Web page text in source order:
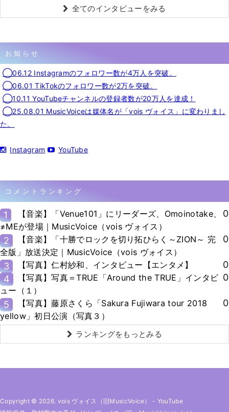
全てのインタビューをみる
お知らせ
◯06.12 Instagramのフォロワー数が4万人を突破。
◯06.01 TikTokのフォロワー数が2万を突破。
◯10.11 YouTubeチャンネルの登録者数が20万人を達成！
◯25.08.01 MusicVoiceは媒体名が「vois ヴォイス」に変わりまし
た。
Instagram YouTube
コメントランキング
1
【音楽】「Venue101」にリーダーズ、Omoinotake、
≠MEが登場｜MusicVoice（vois ヴォイス）
0
2
【音楽】「十勝でロックを切り拓ひらく～ZION～ 完
全版」放送決定｜MusicVoice（vois ヴォイス）
0
3 【写真】仁村紗和、インタビュー【エンタメ】
0
4
【写真】写真＝TRUE「Around the TRUE」インタビ
ュー（１）
0
5
【写真】藤原さくら「Sakura Fujiwara tour 2018
yellow」初日公演（写真３）
0
ランキングをもっとみる
Copyright © 2026. vois ヴォイス（旧MusicVoice） - YouTube